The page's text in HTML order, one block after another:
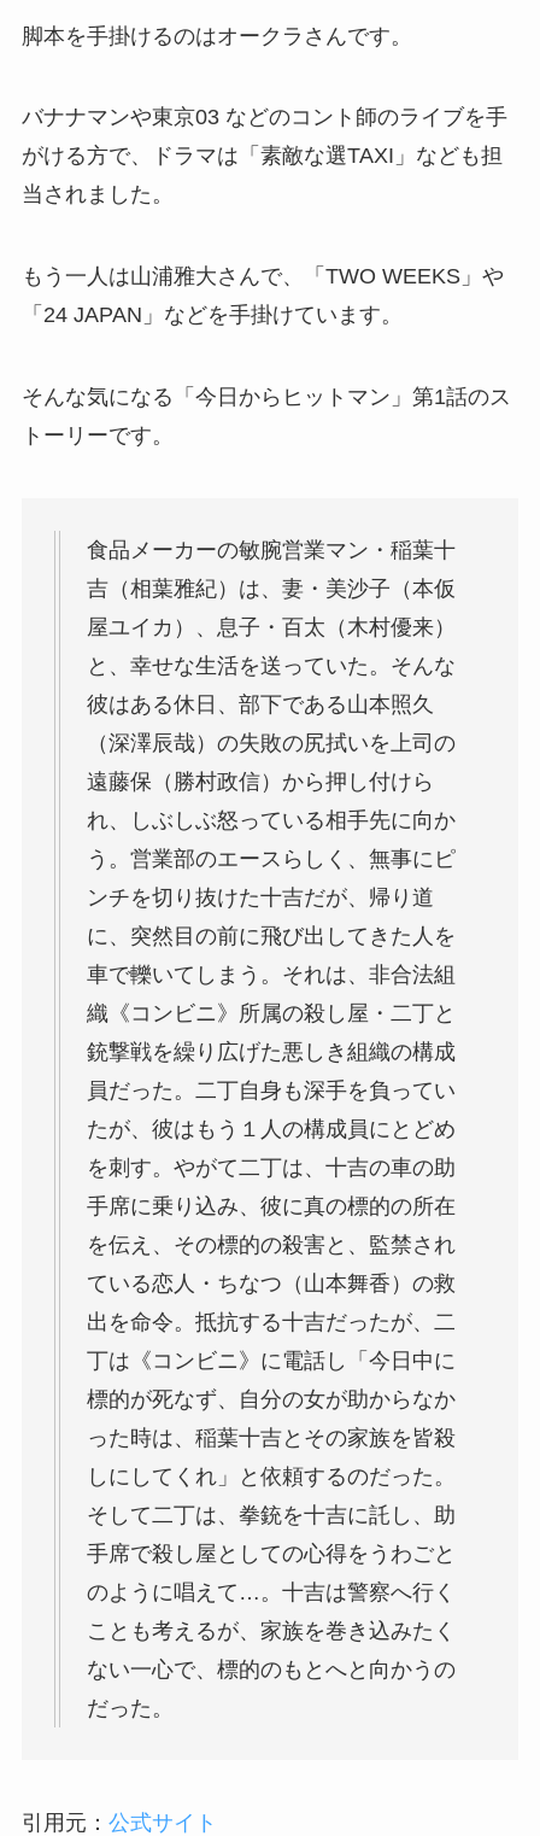
脚本を手掛けるのはオークラさんです。
バナナマンや東京03 などのコント師のライブを手
がける方で、ドラマは「素敵な選TAXI」なども担
当されました。
もう一人は山浦雅大さんで、「TWO WEEKS」や
「24 JAPAN」などを手掛けています。
そんな気になる「今日からヒットマン」第1話のス
トーリーです。
食品メーカーの敏腕営業マン・稲葉十
吉（相葉雅紀）は、妻・美沙子（本仮
屋ユイカ）、息子・百太（木村優来）
と、幸せな生活を送っていた。そんな
彼はある休日、部下である山本照久
（深澤辰哉）の失敗の尻拭いを上司の
遠藤保（勝村政信）から押し付けら
れ、しぶしぶ怒っている相手先に向か
う。営業部のエースらしく、無事にピ
ンチを切り抜けた十吉だが、帰り道
に、突然目の前に飛び出してきた人を
車で轢いてしまう。それは、非合法組
織《コンビニ》所属の殺し屋・二丁と
銃撃戦を繰り広げた悪しき組織の構成
員だった。二丁自身も深手を負ってい
たが、彼はもう１人の構成員にとどめ
を刺す。やがて二丁は、十吉の車の助
手席に乗り込み、彼に真の標的の所在
を伝え、その標的の殺害と、監禁され
ている恋人・ちなつ（山本舞香）の救
出を命令。抵抗する十吉だったが、二
丁は《コンビニ》に電話し「今日中に
標的が死なず、自分の女が助からなか
った時は、稲葉十吉とその家族を皆殺
しにしてくれ」と依頼するのだった。
そして二丁は、拳銃を十吉に託し、助
手席で殺し屋としての心得をうわごと
のように唱えて…。十吉は警察へ行く
ことも考えるが、家族を巻き込みたく
ない一心で、標的のもとへと向かうの
だった。
引用元： 公式サイト